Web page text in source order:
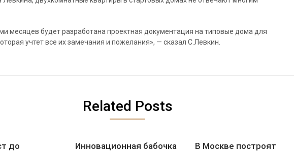
месяцев будет разработана проектная документация на типовые дома для
учтет все их замечания и пожелания», — сказал С.Левкин.
Related Posts
до
Инновационная бабочка
В Москве построят